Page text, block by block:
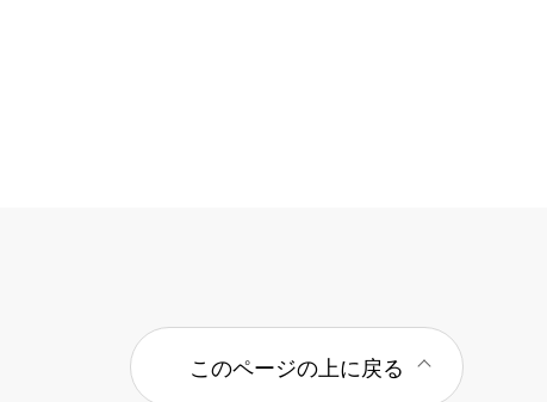
このページの上に戻る